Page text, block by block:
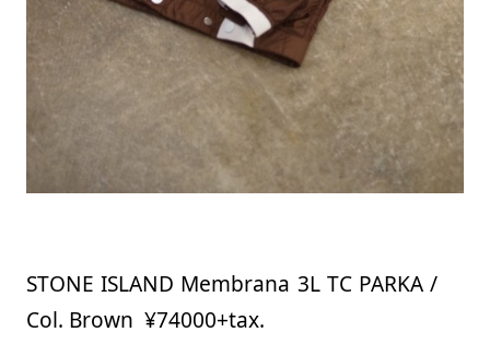
STONE ISLAND Membrana 3L TC PARKA /
Col. Brown ¥74000+tax.